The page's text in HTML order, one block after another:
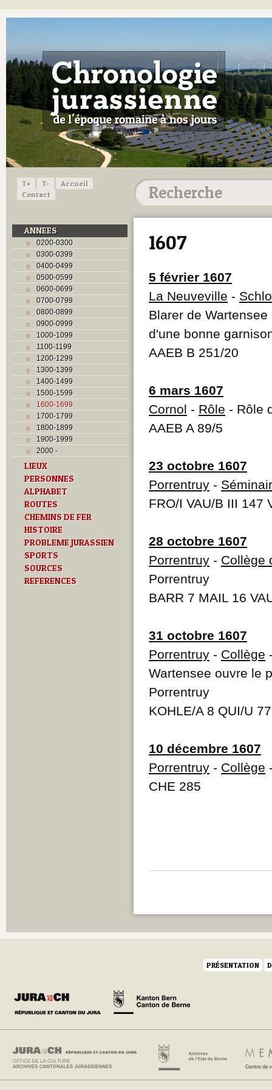
T+ T-
Accueil
Contact
ANNEES
0200-0300
0300-0399
0400-0499
0500-0599
0600-0699
0700-0799
0800-0899
0900-0999
1000-1099
1100-1199
1200-1299
1300-1399
1400-1499
1500-1599
1600-1699
1700-1799
1800-1899
1900-1999
2000 -
LIEUX
PERSONNES
ALPHABET
ROUTES
CHEMINS DE FER
HISTOIRE
PROBLEME JURASSIEN
SPORTS
SOURCES
REFERENCES
1607
5 février 1607
La Neuveville -
Blarer de
d'une bonne
AAEB B 251/20
6 mars 1607
Cornol - Rôle - Rôle
AAEB A 89/5
23 octobre 1607
Porrentruy -
FRO/I VAU/B III 147
28 octobre 1607
Porrentruy - Collège
Porrentruy
BARR 7 MAIL 16
31 octobre 1607
Porrentruy - Collège
Wartensee ouvre le
Porrentruy
KOHLE/A 8 QUI/U
10 décembre 1607
Porrentruy - Collège
CHE 285
PRÉSENTATION